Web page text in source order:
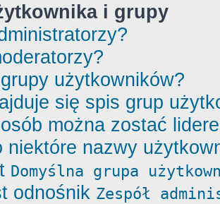
i grupy
użytkowników?
się spis grup
można zostać
niektóre nazwy
Domyślna grupa
odnośnik Zespół